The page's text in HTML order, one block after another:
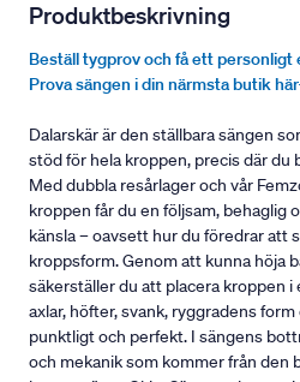
Produktbeskrivning
Beställ tygprov och få ett personligt
Prova sängen i din närmsta butik
Dalarskär är den ställbara sängen
stöd för hela kroppen, precis där du
Med dubbla resårlager och vår
kroppen får du en följsam, behaglig
känsla – oavsett hur du föredrar att
kroppsform. Genom att kunna höja
säkerställer du att placera kroppen
axlar, höfter, svank, ryggradens
punktligt och perfekt. I sängens
och mekanik som kommer från den